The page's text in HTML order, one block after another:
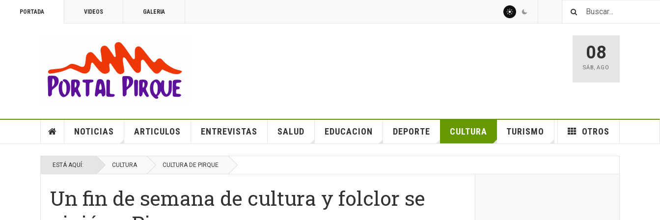
PORTADA VIDEOS GALERIA
08
SÁB, AGO
NOTICIAS ARTICULOS ENTREVISTAS SALUD EDUCACION DEPORTE CULTURA TURISMO OTROS
ESTÁ AQUÍ: CULTURA CULTURA DE PIRQUE
Un fin de semana de cultura y folclor se